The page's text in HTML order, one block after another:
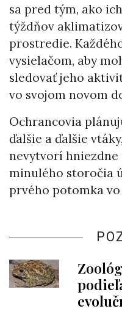
sa pred tým, ako
týždňov
prostredie.
vysielačom, aby
sledovať jeho
vo svojom novom
Ochrancovia
ďalšie a ďalšie
nevytvorí hniezdne
minulého storočia
prvého potomka